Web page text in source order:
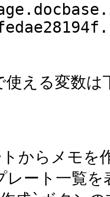
使える変数
からメモを
ート一覧を